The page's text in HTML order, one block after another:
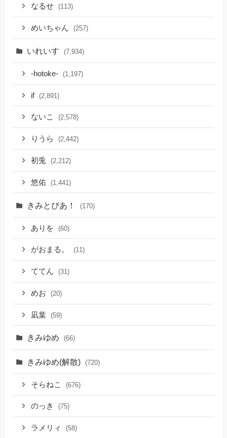
なるせ (113)
めいちゃん (257)
いれいす (7,934)
-hotoke- (1,197)
if (2,891)
ないこ (2,578)
りうら (2,442)
初兎 (2,212)
悠佑 (1,441)
きみとぴあ！ (170)
ありを (60)
がおまる。 (11)
ててん (31)
めお (20)
凪葉 (59)
きみゆめ (66)
きみゆめ(解散) (720)
そらねこ (676)
のっき (75)
ラメリィ (58)